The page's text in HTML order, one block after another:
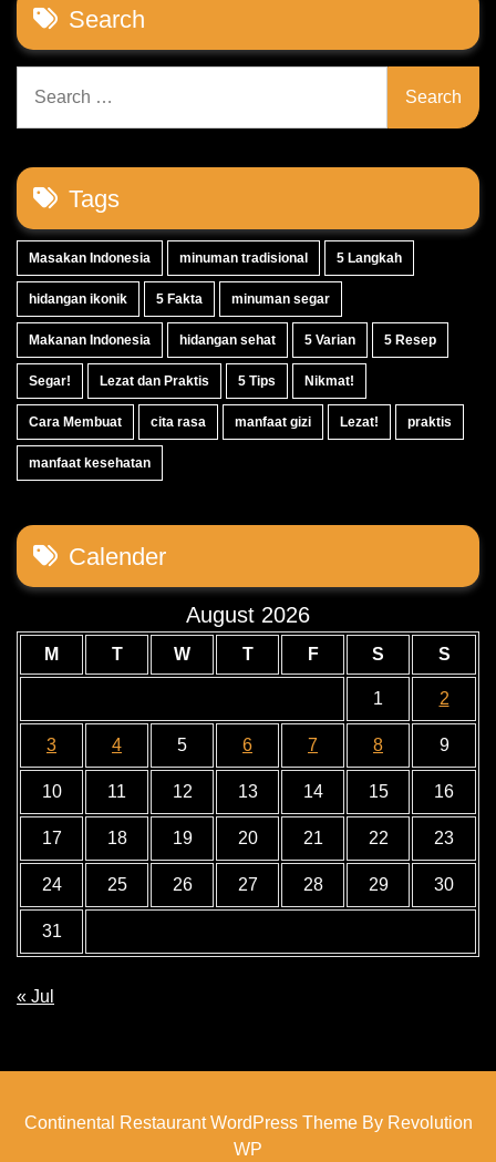
Search
for:
Tags
Masakan Indonesia minuman tradisional 5 Langkah
hidangan ikonik 5 Fakta minuman segar
Makanan Indonesia hidangan sehat 5 Varian 5 Resep
Segar! Lezat dan Praktis 5 Tips Nikmat!
Cara Membuat cita rasa manfaat gizi Lezat! praktis
manfaat kesehatan
Calender
August 2026
M T W T F S S
1 2
3 4 5 6 7 8 9
10 11 12 13 14 15 16
17 18 19 20 21 22 23
24 25 26 27 28 29 30
31
« Jul
Continental Restaurant WordPress Theme By Revolution
WP